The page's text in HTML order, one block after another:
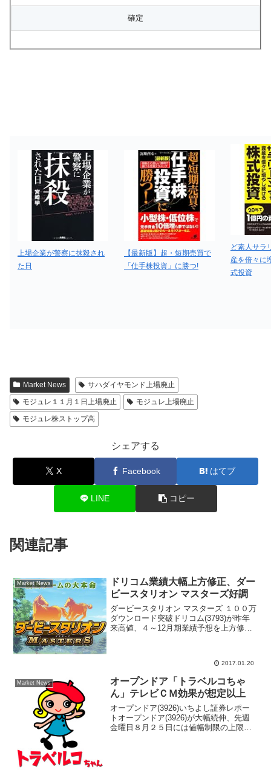
上場企業が警察に抹殺され
た日
【最新版】超・短期売買で
「仕手株投資」に勝つ!
ど素人サラ
産を倍々に
式投資
Market News
サハダイヤモンド上場廃止
モジュレ１１月１日上場廃止
モジュレ上場廃止
モジュレ株ストップ高
シェアする
X Facebook はてブ
LINE コピー
関連記事
Market News
ドリコム業績大幅上方修正、ダー
ビースタリオン マスターズ好調
ダービースタリオン マスターズ １００万
ダウンロード突破ドリコム(3793)が昨年
来高値、４～12月期業績予想を上方修
2017.01.20
Market News
オープンドア「トラベルコちゃ
ん」テレビＣＭ効果が想定以上
オープンドア(3926)いちよし証券レポー
トオープンドア(3926)が大幅続伸、先週
金曜日８月２５日には値幅制限の上限ま